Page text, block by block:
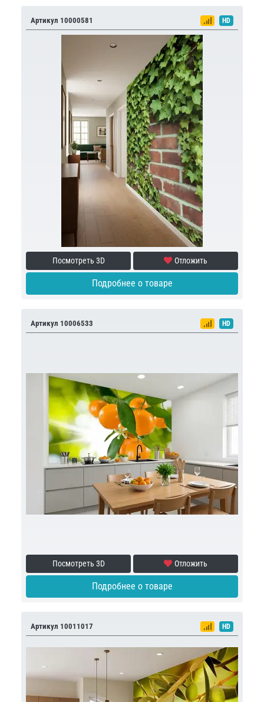
Артикул 10000581 HD
Посмотреть 3D Отложить
Подробнее о товаре
Артикул 10006533 HD
Посмотреть 3D Отложить
Подробнее о товаре
Артикул 10011017 HD